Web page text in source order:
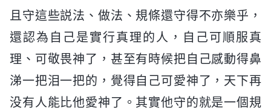
且守這些説法、做法、規條還守得不亦樂乎，
還認為自己是實行真理的人，自己可順服真
理、可敬畏神了，甚至有時候把自己感動得鼻
涕一把泪一把的，覺得自己可愛神了，天下再
没有人能比他愛神了。其實他守的就是一個規